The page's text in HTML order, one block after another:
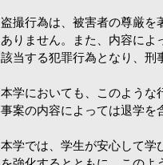
盗撮行為は、被害者の尊厳を
ありません。また、内容によ
該当する犯罪行為となり、刑
本学においても、このような
事案の内容によっては退学を
本学では、学生が安心して学